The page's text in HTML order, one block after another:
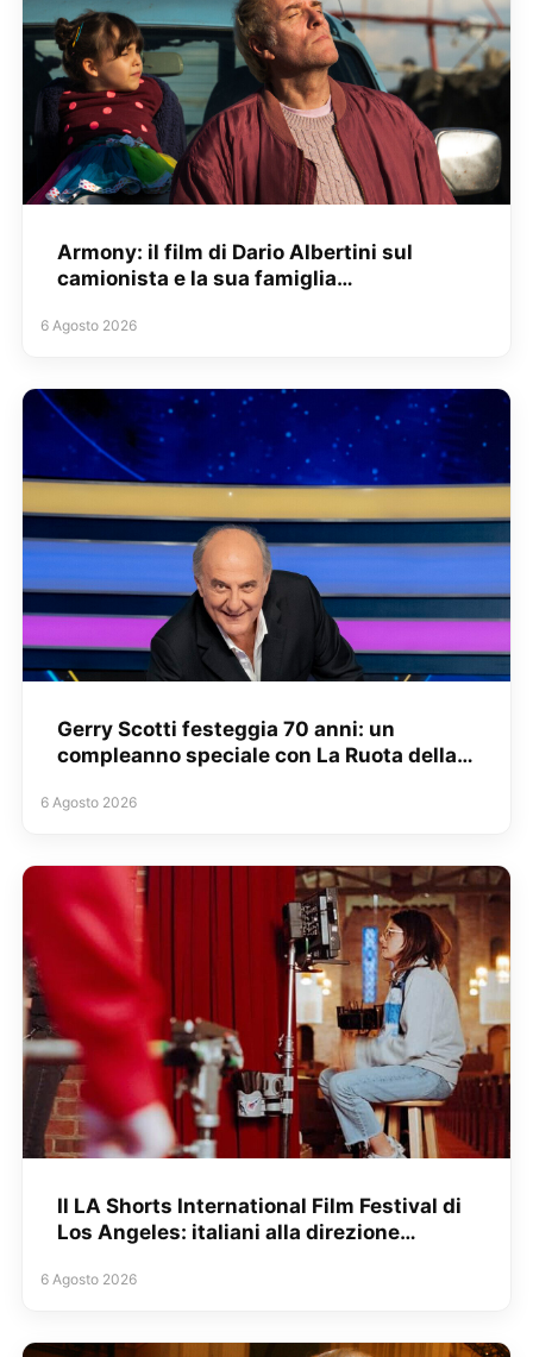
Armony: il film di Dario Albertini sul
camionista e la sua famiglia…
6 Agosto 2026
Gerry Scotti festeggia 70 anni: un
compleanno speciale con La Ruota della…
6 Agosto 2026
Il LA Shorts International Film Festival di
Los Angeles: italiani alla direzione…
6 Agosto 2026